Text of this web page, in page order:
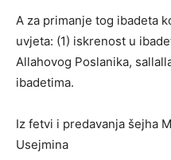
A za primanje tog ibadeta
uvjeta: (1) iskrenost u
Allahovog Poslanika,
ibadetima.
Iz fetvi i predavanja šejha
Usejmina